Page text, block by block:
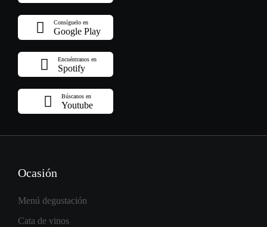
Consíguelo en
Google Play
Encuéntranos en
Spotify
Búscanos en
Youtube
Ocasión
Menú degustación
Cata de vinos